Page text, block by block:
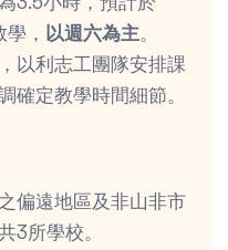
3.5小時，預計於
， 以週六為主。
以利志工團隊安排課
確定教學時間細節。
偏遠地區及非山非市
3所學校。